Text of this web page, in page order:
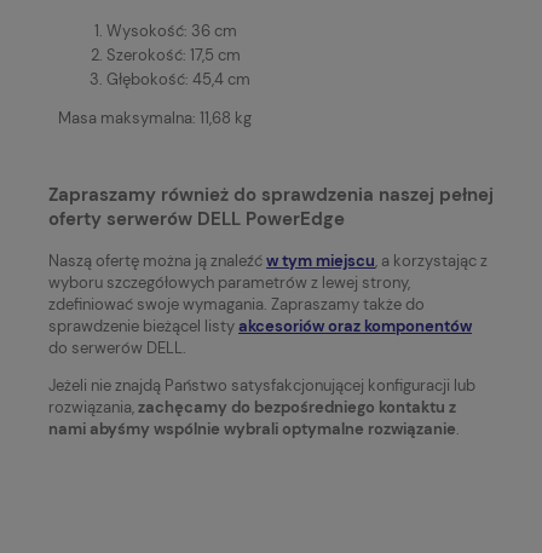
Wysokość: 36 cm
Szerokość: 17,5 cm
Głębokość: 45,4 cm
Masa maksymalna: 11,68 kg
Zapraszamy również do sprawdzenia naszej pełnej
oferty serwerów DELL PowerEdge
Naszą ofertę można ją znaleźćw tym miejscu, a korzystając z
wyboru szczegółowych parametrów z lewej strony,
zdefiniować swoje wymagania. Zapraszamy także do
sprawdzenie bieżącel listyakcesoriów oraz komponentów
do serwerów DELL.
Jeżeli nie znajdą Państwo satysfakcjonującej konfiguracji lub
rozwiązania,zachęcamy do bezpośredniego kontaktu z
nami abyśmy wspólnie wybrali optymalne rozwiązanie.